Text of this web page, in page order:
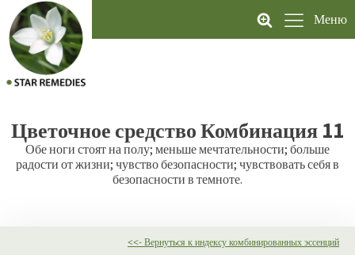
Меню
Цветочное средствоКомбинация 11
Обе ноги стоят на полу; меньше мечтательности; больше
радости от жизни; чувство безопасности; чувствовать себя в
безопасности в темноте.
<<- Вернуться к индексу комбинированных эссенций